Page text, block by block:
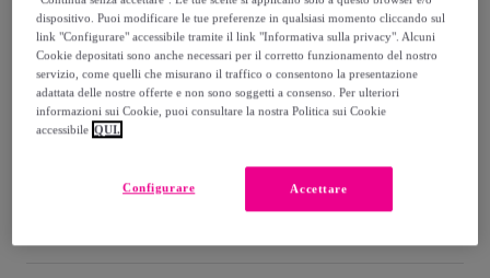
6,99 €
7,77 €
-10%
Ultimo prodotto
dispositivo. Puoi modificare le tue preferenze in qualsiasi momento cliccando sul
link "Configurare" accessibile tramite il link "Informativa sulla privacy". Alcuni
Cookie depositati sono anche necessari per il corretto funzionamento del nostro
servizio, come quelli che misurano il traffico o consentono la presentazione
adattata delle nostre offerte e non sono soggetti a consenso. Per ulteriori
informazioni sui Cookie, puoi consultare la nostra Politica sui Cookie
accessibile QUI.
Accettare
Configurare